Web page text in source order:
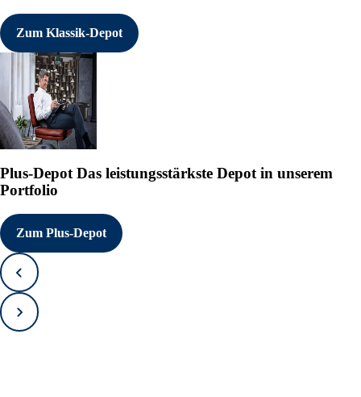
Zum Klassik-Depot
Plus-Depot Das leistungsstärkste Depot in unserem
Portfolio
Zum Plus-Depot
Zurück
Vorwärts